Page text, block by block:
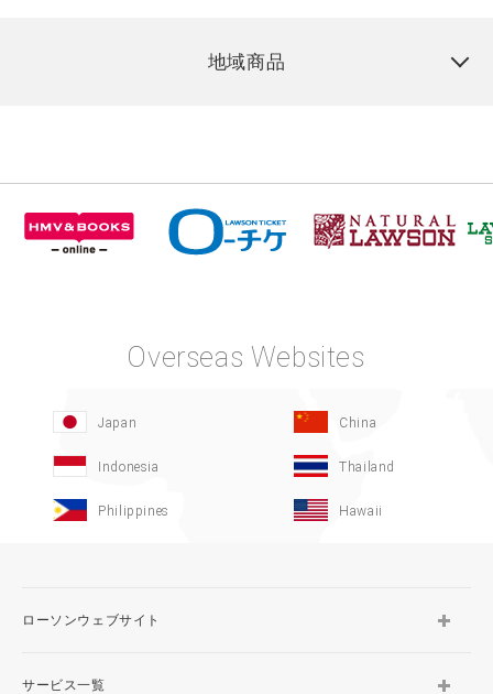
地域商品
Overseas Websites
Japan China
Indonesia Thailand
Philippines Hawaii
ローソンウェブサイト
サービス一覧